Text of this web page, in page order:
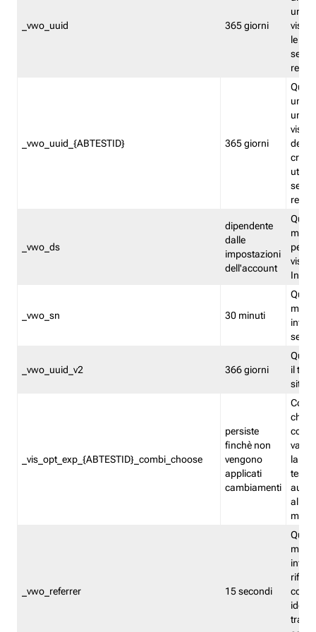
_vwo_uuid 365 giorni
le
_vwo_uuid_{ABTESTID} 365 giorni
un
del
_vwo_ds
dipendente
dalle
impostazioni
dell'account
_vwo_sn 30 minuti
_vwo_uuid_v2 366 giorni
il
sito
_vis_opt_exp_{ABTESTID}_combi_choose
persiste
finchè non
vengono
applicati
cambiamenti
che
la
test.
_vwo_referrer 15 secondi